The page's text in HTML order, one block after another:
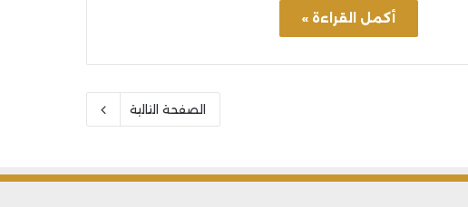
أكمل القراءة »
الصفحة التالية